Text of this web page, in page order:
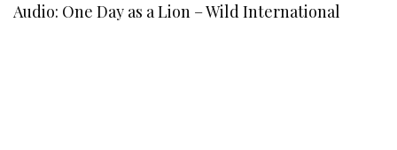
Audio: One Day as a Lion – Wild International